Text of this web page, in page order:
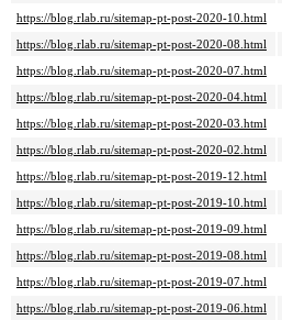
https://blog.rlab.ru/sitemap-pt-post-2020-10.html
https://blog.rlab.ru/sitemap-pt-post-2020-08.html
https://blog.rlab.ru/sitemap-pt-post-2020-07.html
https://blog.rlab.ru/sitemap-pt-post-2020-04.html
https://blog.rlab.ru/sitemap-pt-post-2020-03.html
https://blog.rlab.ru/sitemap-pt-post-2020-02.html
https://blog.rlab.ru/sitemap-pt-post-2019-12.html
https://blog.rlab.ru/sitemap-pt-post-2019-10.html
https://blog.rlab.ru/sitemap-pt-post-2019-09.html
https://blog.rlab.ru/sitemap-pt-post-2019-08.html
https://blog.rlab.ru/sitemap-pt-post-2019-07.html
https://blog.rlab.ru/sitemap-pt-post-2019-06.html